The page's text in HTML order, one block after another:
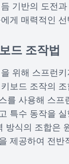
기반의 도전
게 매력적인
드 조작법
위해 스프런
보드 조작의
를 사용해 스프
특수 동작을
방식의 조합은
제공하여 전반